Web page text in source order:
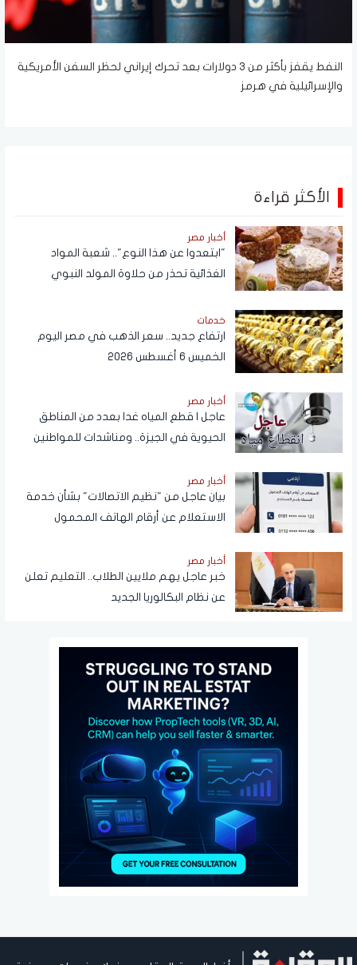
النفط يقفز بأكثر من 3 دولارات بعد تحرك إيراني لحظر السفن الأمريكية
والإسرائيلية في هرمز
الأكثر قراءة
أخبار مصر
"ابتعدوا عن هذا النوع".. شعبة المواد
الغذائية تحذر من حلاوة المولد النبوي
خدمات
ارتفاع جديد.. سعر الذهب في مصر اليوم
الخميس 6 أغسطس 2026
أخبار مصر
عاجل | قطع المياه غدا بعدد من المناطق
الحيوية في الجيزة.. ومناشدات للمواطنين
أخبار مصر
بيان عاجل من "نظيم الاتصالات" بشأن خدمة
الاستعلام عن أرقام الهاتف المحمول
NTRA
أخبار مصر
خبر عاجل يهم ملايين الطلاب.. التعليم تعلن
عن نظام البكالوريا الجديد